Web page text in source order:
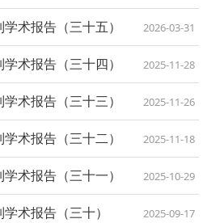
术报告（三十五） 2026-03-31
术报告（三十四） 2025-11-28
术报告（三十三） 2025-11-26
术报告（三十二） 2025-11-18
术报告（三十一） 2025-10-29
术报告（三十） 2025-09-17